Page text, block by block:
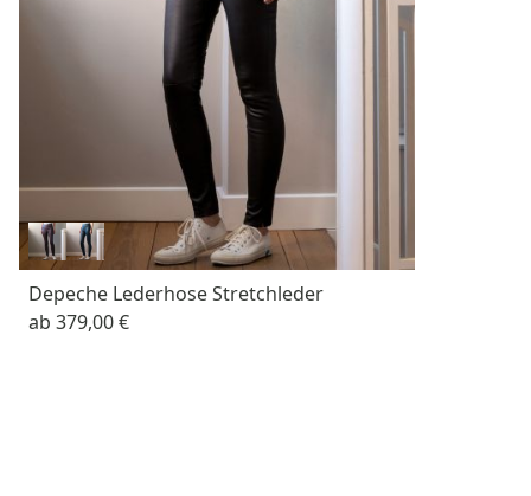
Depeche Lederhose Stretchleder
ab 379,00 €